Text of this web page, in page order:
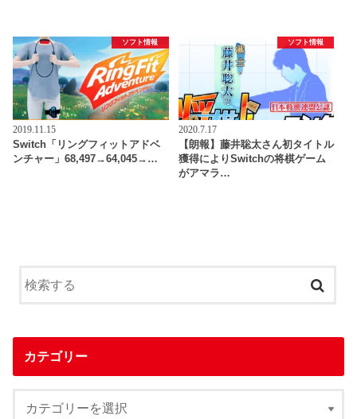
ソフト情報
2019.11.15
Switch「リングフィットアドベ
ンチャー」68,497→64,045→…
ソフト情報
2020.7.17
【朗報】藤井聡太さん初タイトル
獲得によりSwitchの将棋ゲーム
がアマラ…
カテゴリー